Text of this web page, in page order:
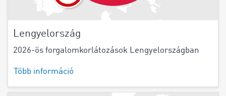
Lengyelország
2026-ös forgalomkorlátozások Lengyelországban
Több információ